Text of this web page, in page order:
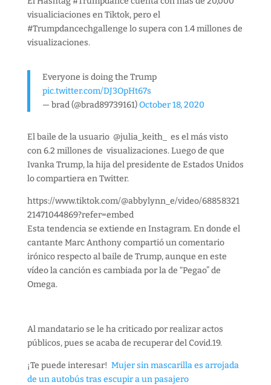
visualiciaciones en Tiktok, pero el
#Trumpdancechgallenge lo supera con 1.4 millones de
visualizaciones.
Everyone is doing the Trump
pic.twitter.com/DJ3OpHt67s
— brad (@brad89739161)October 18, 2020
El baile de la usuario @julia_keith_ es el más visto
con 6.2 millones de visualizaciones. Luego de que
Ivanka Trump, la hija del presidente de Estados Unidos
lo compartiera en Twitter.
https://www.tiktok.com/@abbylynn_e/video/68858321
21471044869?refer=embed
Esta tendencia se extiende en Instagram. En donde el
cantante Marc Anthony compartió un comentario
irónico respecto al baile de Trump, aunque en este
vídeo la canción es cambiada por la de “Pegao” de
Omega.
Al mandatario se le ha criticado por realizar actos
públicos, pues se acaba de recuperar del Covid.19.
¡Te puede interesar! Mujer sin mascarilla es arrojada
de un autobús tras escupir a un pasajero